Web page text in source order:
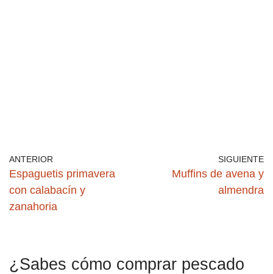
ANTERIOR
Espaguetis primavera
con calabacín y
zanahoria
SIGUIENTE
Muffins de avena y
almendra
¿Sabes cómo comprar pescado